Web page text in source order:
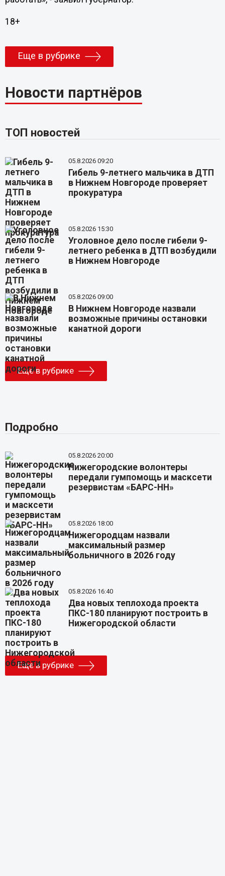
18+
Еще в рубрике
Новости партнёров
ТОП новостей
05.8.2026 09:20
Гибель 9-летнего мальчика в ДТП
в Нижнем Новгороде проверяет
прокуратура
05.8.2026 15:30
Уголовное дело после гибели 9-
летнего ребенка в ДТП возбудили
в Нижнем Новгороде
05.8.2026 09:00
В Нижнем Новгороде назвали
возможные причины остановки
канатной дороги
Еще в рубрике
Подробно
05.8.2026 20:00
Нижегородские волонтеры
передали гумпомощь и масксети
резервистам «БАРС-НН»
05.8.2026 18:00
Нижегородцам назвали
максимальный размер
больничного в 2026 году
05.8.2026 16:40
Два новых теплохода проекта
ПКС-180 планируют построить в
Нижегородской области
Еще в рубрике